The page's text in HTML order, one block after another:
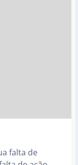
falta de